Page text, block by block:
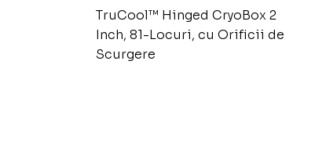
TruCool™ Hinged CryoBox 2
Inch, 81-Locuri, cu Orificii de
Scurgere